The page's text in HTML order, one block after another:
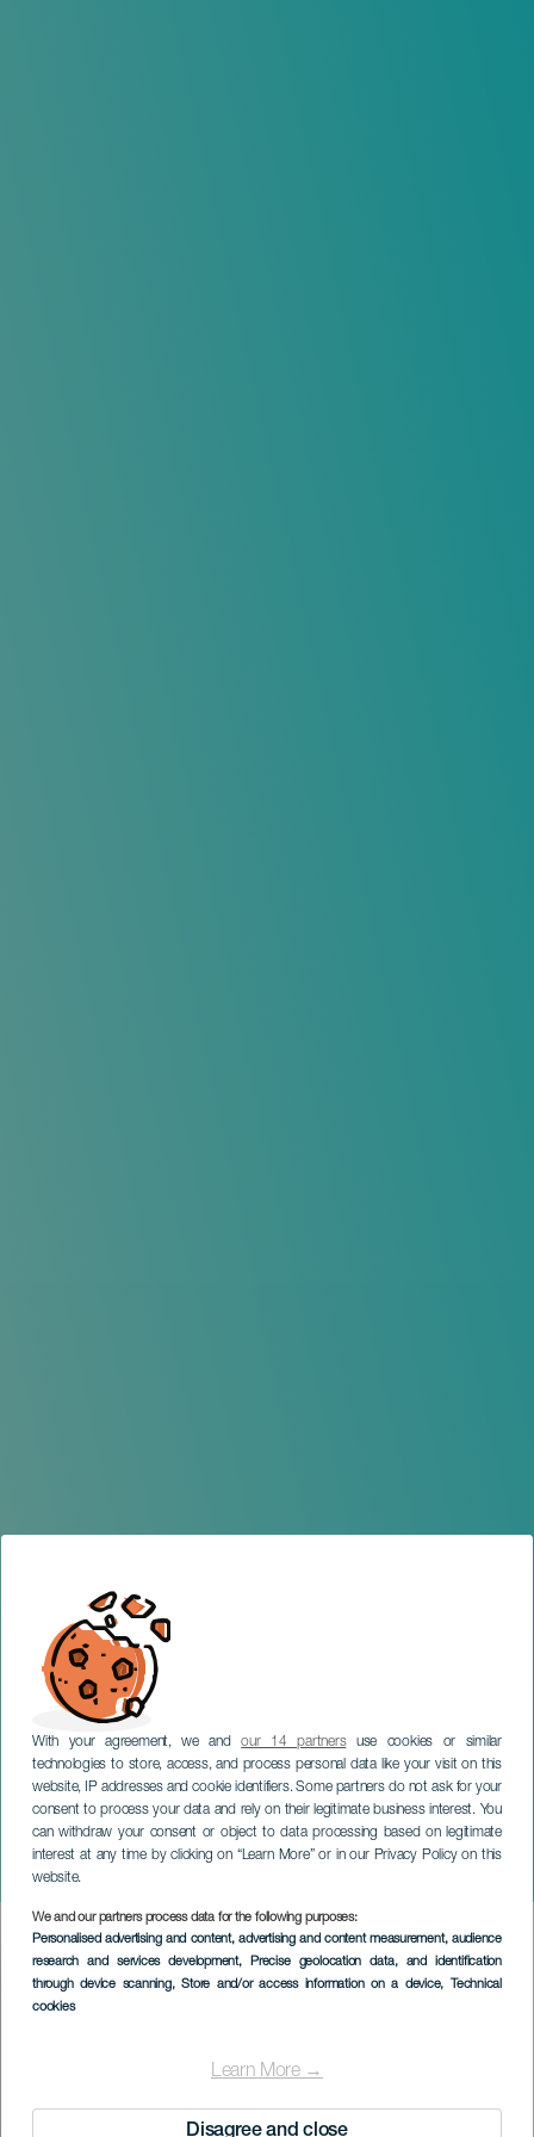
With your agreement, we andour 14 partnersuse cookies or similar
technologies to store, access, and process personal data like your visit on this
website, IP addresses and cookie identifiers. Some partners do not ask for your
consent to process your data and rely on their legitimate business interest. You
can withdraw your consent or object to data processing based on legitimate
interest at any time by clicking on “Learn More” or in our Privacy Policy on this
website.
We and our partners process data for the following purposes:
Personalised advertising and content, advertising and content measurement, audience
research and services development, Precise geolocation data, and identification
through device scanning, Store and/or access information on a device, Technical
cookies
Learn More →
Disagree and close
Rökförsäljaren
TENERIFE
Imagen
Listado